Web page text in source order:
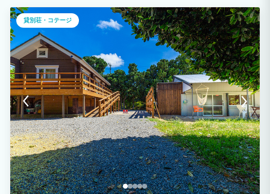
ンプ場」ともに自主清掃が基本です。ご利用後は設備を元の状態に戻し、出たゴミはす
べてお持ち帰りください。 清掃が不十分な場合は、次回以降のご利用をお断りさせて
いただくことがありますのでご了承ください。 山に囲まれ、静かで贅沢な景色を満喫
できます。海水浴場も車で約20分と近く、大自然の中で優雅な1日をお過ごしいただけ
ます。 落ち着いた雰囲気の館内は、ファミリー、カップル、会社の仲間での旅行に最
適です。 最大8名まで宿泊可能ですが、ご相談いただければ人数を増やすことも可能で
す。 家電や備品もそろっており、ほぼ手ぶらでのご宿泊が可能です。 BBQ機材も無
料で利用でき、スーパーやコンビニは車での移動が必要ですが、食材の買い出しも便利
です。
貸別荘・コテージ